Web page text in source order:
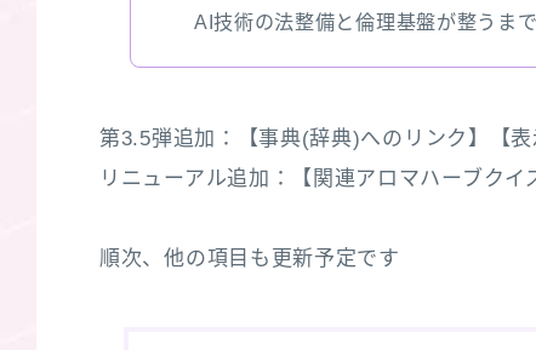
AI技術の法整備と倫理基盤が整うま
第3.5弾追加：【事典(辞典)へのリンク】【
リニューアル追加：【関連アロマハーブクイ
順次、他の項目も更新予定です